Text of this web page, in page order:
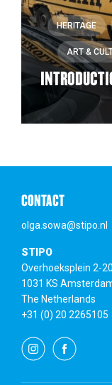
ART &
HERITAGE
CONTACT
olga.sowa@stipo.nl
STIPO
Overhoeksplein 2-
1031 KS
The Netherlands
+31 (0) 20 2265105